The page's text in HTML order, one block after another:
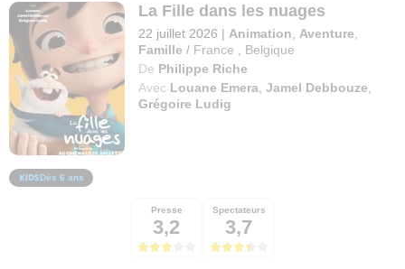
La Fille dans les nuages
22 juillet 2026 | Animation Aventure
Famille / France
Belgique
De Philippe Riche
Avec Louane Emera ,Jamel Debbouze
Grégoire Ludig
Dès 6 ans
Presse
3,2
Spectateurs
3,7